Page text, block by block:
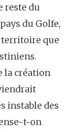
reste du
du Golfe,
territoire que
la création
instable des
t-on